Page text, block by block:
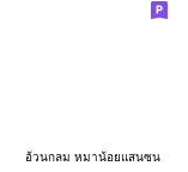
อ้วนกลม หมาน้อยแสนซน